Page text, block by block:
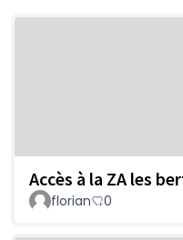
Accès à la ZA les
florian 0